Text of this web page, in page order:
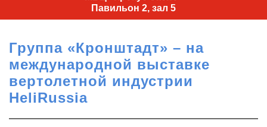
Павильон 2, зал 5
МВЦ
Экспо"
Павильон
2,
зал
5
Группа «Кронштадт» – на
международной выставке
вертолетной индустрии
HeliRussia